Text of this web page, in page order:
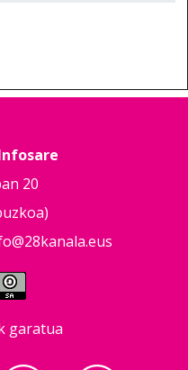
20
garatua